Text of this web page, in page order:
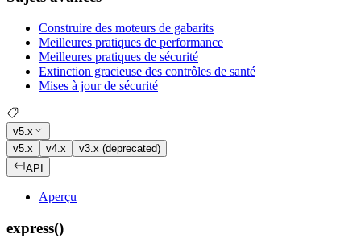
Construire des moteurs de gabarits
Meilleures pratiques de performance
Meilleures pratiques de sécurité
Extinction gracieuse des contrôles de santé
Mises à jour de sécurité
v5.x
v5.x
v4.x
v3.x (deprecated)
API
Aperçu
express()